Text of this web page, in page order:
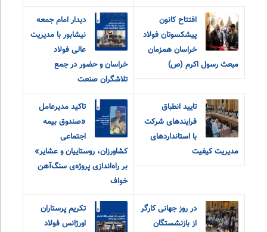
افتتاح کانون
پیشکسوتان فولاد
خراسان همزمان
مبعث رسول اکرم (ص)
دیدار امام جمعه
نیشابور با مدیریت
عالی فولاد
خراسان و حضور در جمع
تلاشگران صنعت
تایید انطباق
فرایندهای شرکت
با استانداردهای
مدیریت کیفیت
تاکید مدیرعامل
«صندوق بیمه‌
اجتماعی
کشاورزان، روستاییان و عشایر»
بر راه‌اندازی پروژه‌ی سنگ‌آهن
خواف
در روز جهانی کارگر
از بازنشستگان
تکریم پرستاران
اورژانس فولاد